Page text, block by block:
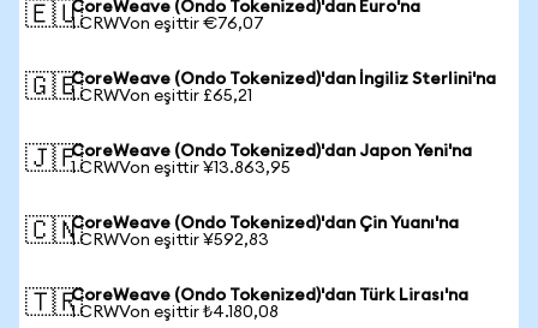
🇪🇺CoreWeave (Ondo Tokenized)'dan Euro'na
1 CRWVon eşittir €76,07
🇬🇧CoreWeave (Ondo Tokenized)'dan İngiliz Sterlini'na
1 CRWVon eşittir £65,21
🇯🇵CoreWeave (Ondo Tokenized)'dan Japon Yeni'na
1 CRWVon eşittir ¥13.863,95
🇨🇳CoreWeave (Ondo Tokenized)'dan Çin Yuanı'na
1 CRWVon eşittir ¥592,83
🇹🇷CoreWeave (Ondo Tokenized)'dan Türk Lirası'na
1 CRWVon eşittir ₺4.180,08